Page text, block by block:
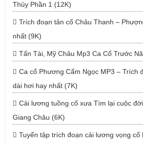
Thủy Phần 1 (12K)
Trích đoạn tân cổ Châu Thanh –
nhất (9K)
Tấn Tài, Mỹ Châu Mp3 Ca Cổ Trước
Ca cổ Phương Cẩm Ngọc MP3 – Trích
dài hơi hay nhất (7K)
Cải lương tuồng cổ xưa Tìm lại cuộc đời
Giang Châu (6K)
Tuyển tập trích đoạn cải lương vọng cổ